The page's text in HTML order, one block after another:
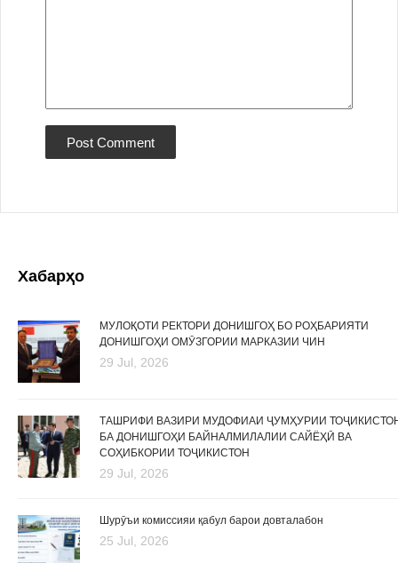
Хабарҳо
МУЛОҚОТИ РЕКТОРИ ДОНИШГОҲ БО РОҲБАРИЯТИ
ДОНИШГОҲИ ОМӮЗГОРИИ МАРКАЗИИ ЧИН
29 Jul, 2026
ТАШРИФИ ВАЗИРИ МУДОФИАИ ҶУМҲУРИИ
БА ДОНИШГОҲИ БАЙНАЛМИЛАЛИИ САЙЁҲӢ ВА
СОҲИБКОРИИ ТОҶИКИСТОН
29 Jul, 2026
Шурӯъи комиссияи қабул барои довталабон
25 Jul, 2026